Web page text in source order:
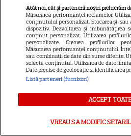
Publicitate
Termeni și
Despre
Politica de
Sitemap
Atât noi, cât și partenerii noștri prelucrăm
Măsurarea performanței reclamelor.
conținutului personalizat. Stocarea și/sau
dispozitiv. Dezvoltarea și îmbunătățirea
conținut personalizat. Utilizarea
personalizate. Crearea profilurilor
Măsurarea performanței conținutului.
sau combinații de date din surse diferite.
selecta conținutul. Utilizarea de date
Date precise de geolocație și identificarea
Listă parteneri (furnizori)
ACCEPT
VREAU SA MODIFIC